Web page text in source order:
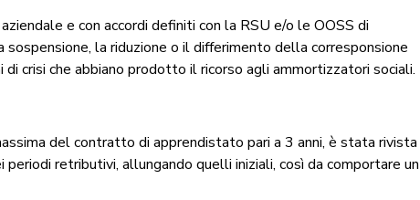
e con accordi definiti con la RSU e/o le OOSS di
sospensione, la riduzione o il differimento della corresponsione
di crisi che abbiano prodotto il ricorso agli ammortizzatori sociali.
del contratto di apprendistato pari a 3 anni, è stata rivista
retributivi, allungando quelli iniziali, così da comportare un